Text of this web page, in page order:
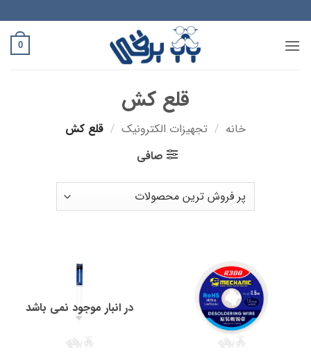
to
content
0
قلع کش
خانه / تجهیزات الکترونیک / قلع کش
صافی
در انبار موجود نمی باشد